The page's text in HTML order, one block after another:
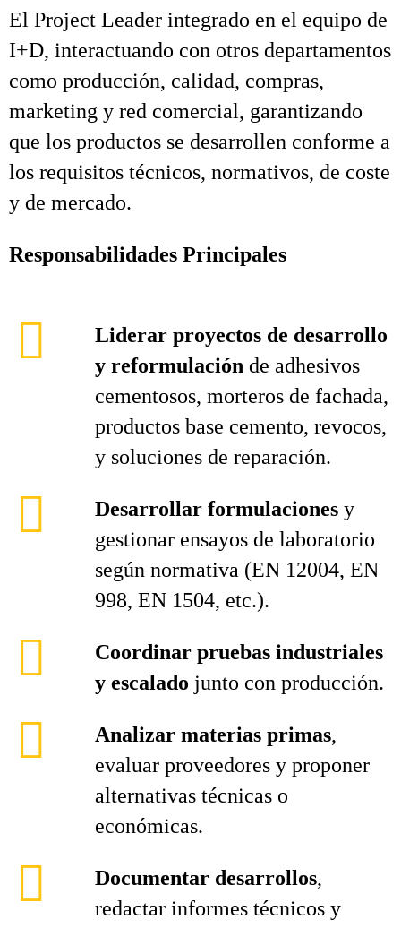
El Project Leader integrado en el equipo de
I+D, interactuando con otros departamentos
como producción, calidad, compras,
marketing y red comercial, garantizando
que los productos se desarrollen conforme a
los requisitos técnicos, normativos, de coste
y de mercado.
Responsabilidades Principales
Liderar proyectos de desarrollo
y reformulación de adhesivos
cementosos, morteros de fachada,
productos base cemento, revocos,
y soluciones de reparación.
Desarrollar formulaciones y
gestionar ensayos de laboratorio
según normativa (EN 12004, EN
998, EN 1504, etc.).
Coordinar pruebas industriales
y escalado junto con producción.
Analizar materias primas,
evaluar proveedores y proponer
alternativas técnicas o
económicas.
Documentar desarrollos,
redactar informes técnicos y